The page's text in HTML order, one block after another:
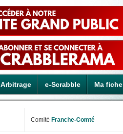
Arbitrage e-Scrabble Ma fiche
Comité Franche-Comté